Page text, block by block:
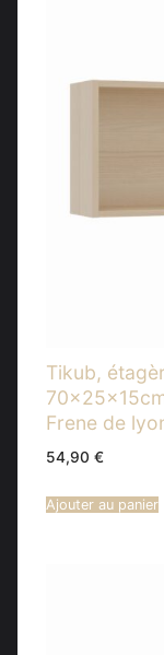
Tikub,
Frene de
54,90 €
Ajouter au panier